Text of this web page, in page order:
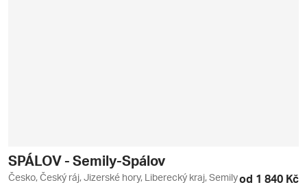
SPÁLOV - Semily-Spálov
Česko, Český ráj, Jizerské hory, Liberecký kraj, Semilyod 1 840 Kč